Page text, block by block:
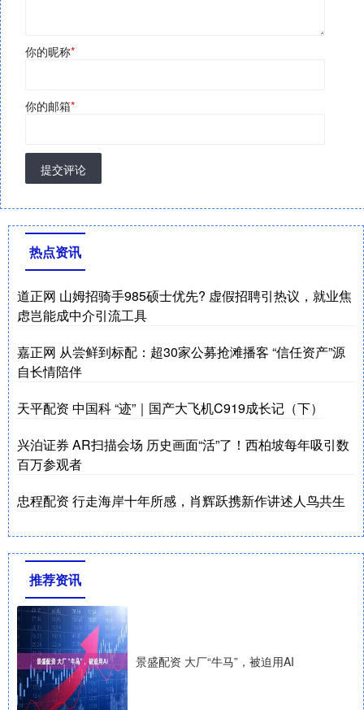
你的昵称*
你的邮箱*
提交评论
热点资讯
道正网 山姆招骑手985硕士优先? 虚假招聘引热议，就业焦
虑岂能成中介引流工具
嘉正网 从尝鲜到标配：超30家公募抢滩播客 “信任资产”源
自长情陪伴
天平配资 中国科 “迹”｜国产大飞机C919成长记（下）
兴泊证券 AR扫描会场 历史画面“活”了！西柏坡每年吸引数
百万参观者
忠程配资 行走海岸十年所感，肖辉跃携新作讲述人鸟共生
推荐资讯
景盛配资 大厂“牛马”，被迫用AI